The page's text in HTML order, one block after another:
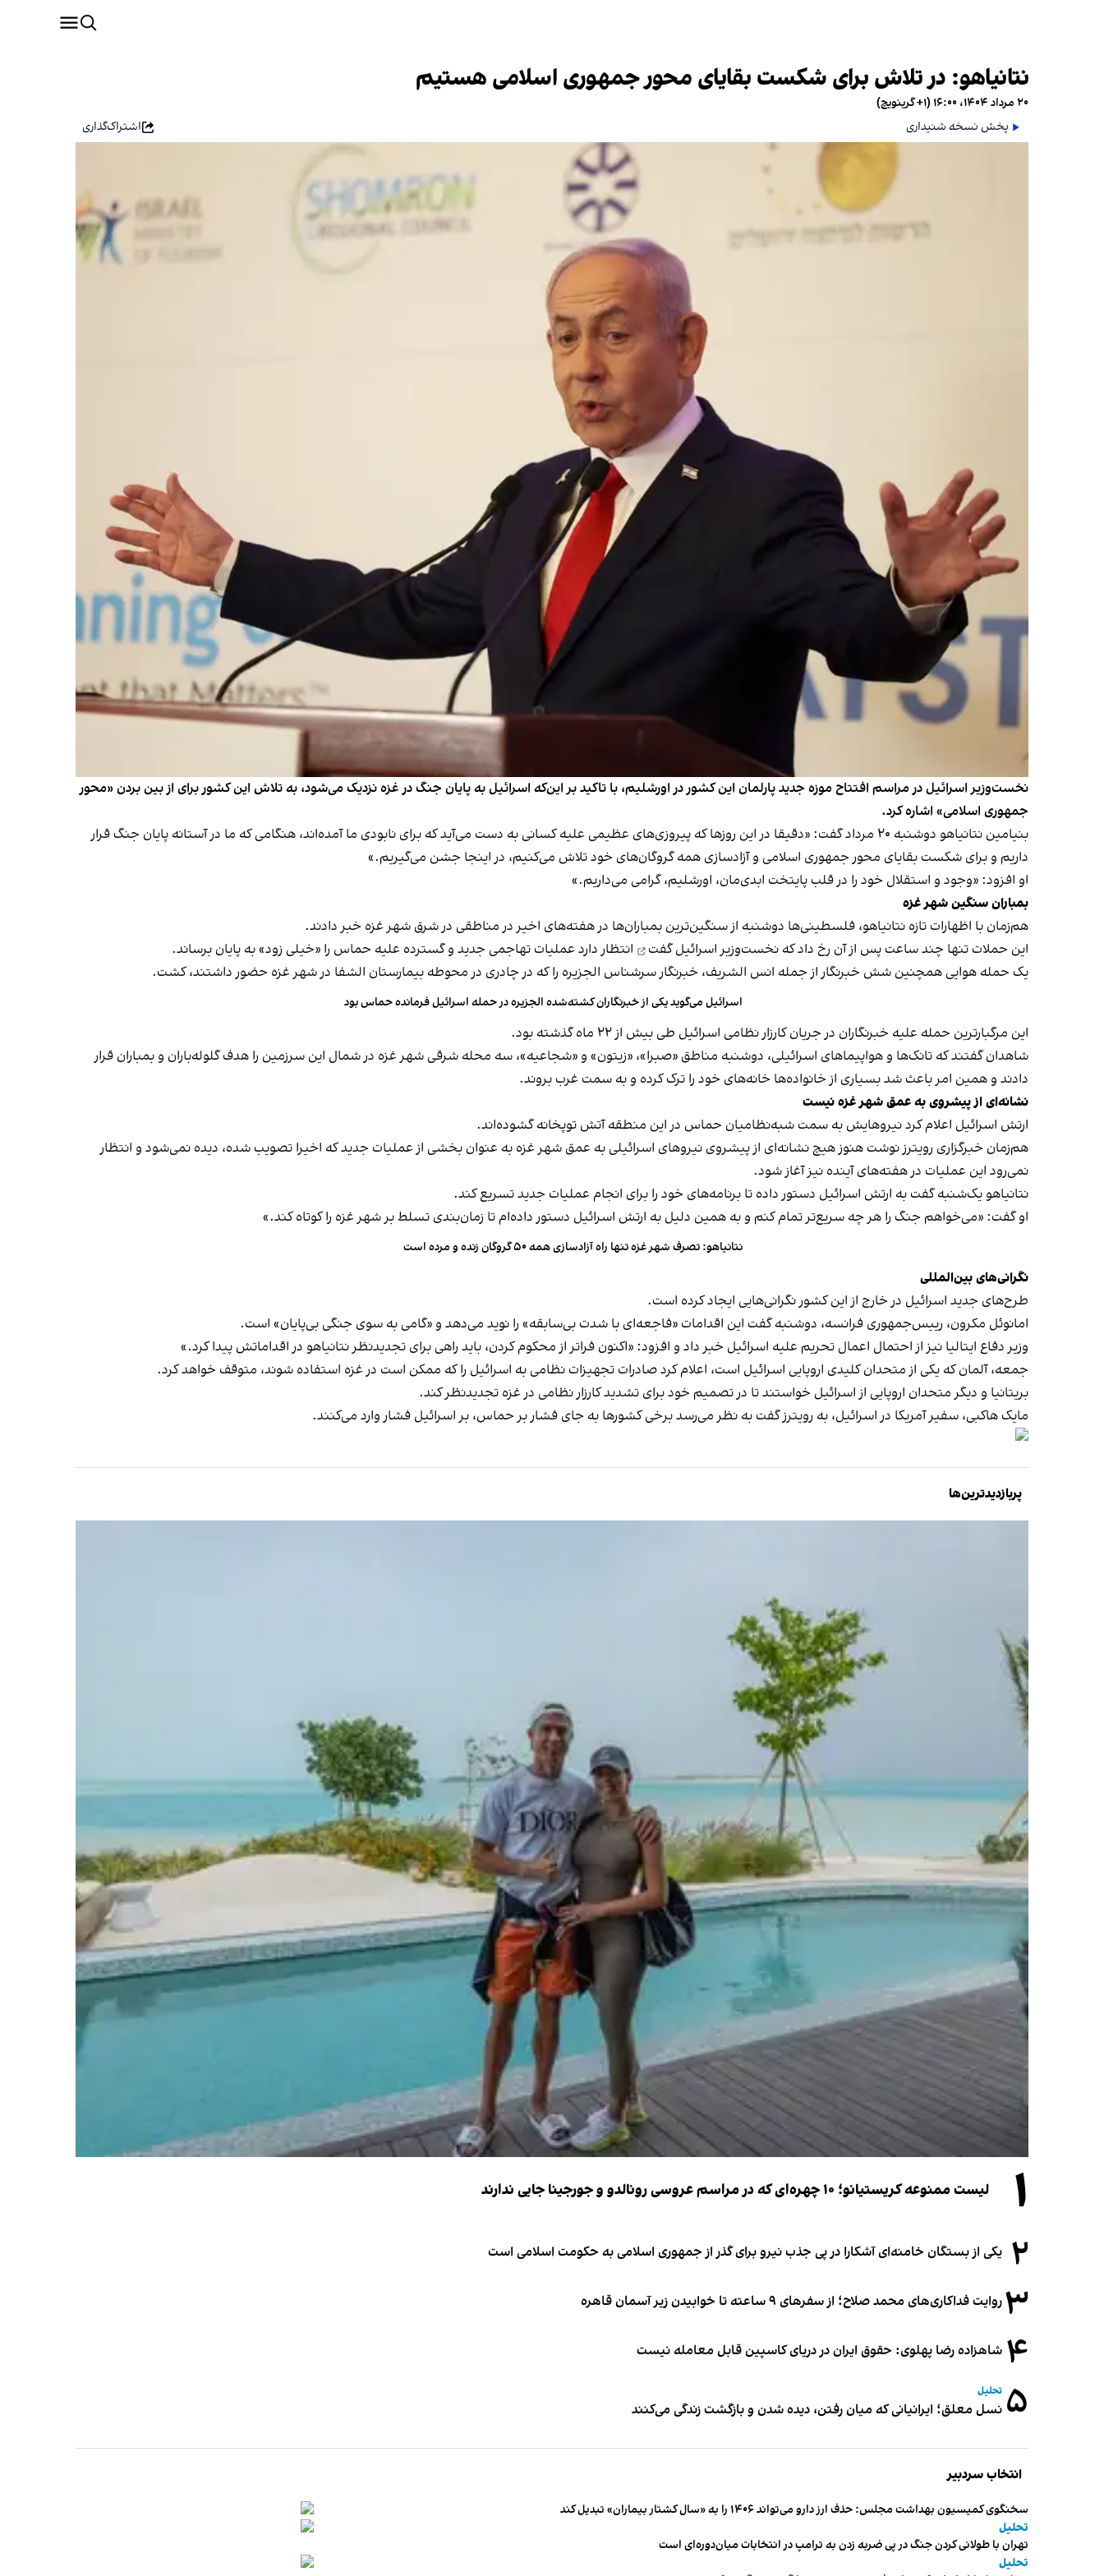
نتانیاهو: در تلاش برای شکست بقایای محور جمهوری اسلامی هستیم
۲۰ مرداد ۱۴۰۴، ۱۶:۰۰ (‎+۱ گرینویچ)
پخش نسخه شنیداری
اشتراک‌گذاری
نخست‌وزیر اسرائیل در مراسم افتتاح موزه جدید پارلمان این کشور در اورشلیم، با تاکید بر این‌که اسرائیل به پایان جنگ در غزه نزدیک می‌شود، به تلاش این کشور برای از بین بردن «محور
جمهوری اسلامی» اشاره کرد.
بنیامین نتانیاهو دوشنبه ۲۰ مرداد گفت: «دقیقا در این روزها که پیروزی‌های عظیمی علیه کسانی به دست می‌آید که برای نابودی ما آمده‌اند، هنگامی که ما در آستانه پایان جنگ قرار
داریم و برای شکست بقایای محور جمهوری اسلامی و آزادسازی همه گروگان‌های خود تلاش می‌کنیم، در اینجا جشن می‌گیریم.»
او افزود: «وجود و استقلال خود را در قلب پایتخت ابدی‌مان، اورشلیم، گرامی می‌داریم.»
بمباران سنگین شهر غزه
هم‌زمان با اظهارات تازه نتانیاهو، فلسطینی‌ها دوشنبه از سنگین‌ترین بمباران‌ها در هفته‌های اخیر در مناطقی در شرق شهر غزه خبر دادند.
این حملات تنها چند ساعت پس از آن رخ داد که نخست‌وزیر اسرائیل گفت
انتظار دارد عملیات تهاجمی جدید و گسترده علیه حماس را «خیلی زود» به پایان برساند.
یک حمله هوایی همچنین شش خبرنگار از جمله انس الشریف، خبرنگار سرشناس الجزیره را که در چادری در محوطه بیمارستان الشفا در شهر غزه حضور داشتند، کشت.
اسرائیل می‌گوید یکی از خبرنگاران کشته‌شده الجزیره در حمله اسرائیل فرمانده حماس بود
این مرگبارترین حمله علیه خبرنگاران در جریان کارزار نظامی اسرائیل طی بیش از ۲۲ ماه گذشته بود.
شاهدان گفتند که تانک‌ها و هواپیماهای اسرائیلی، دوشنبه مناطق «صبرا»، «زیتون» و «شجاعیه»، سه محله شرقی شهر غزه در شمال این سرزمین را هدف گلوله‌باران و بمباران قرار
دادند و همین امر باعث شد بسیاری از خانواده‌ها خانه‌های خود را ترک کرده و به سمت غرب بروند.
نشانه‌ای از پیشروی به عمق شهر غزه نیست
ارتش اسرائیل اعلام کرد نیروهایش به سمت شبه‌نظامیان حماس در این منطقه آتش توپخانه گشوده‌اند.
هم‌زمان خبرگزاری رویترز نوشت هنوز هیچ نشانه‌ای از پیشروی نیروهای اسرائیلی به عمق شهر غزه به عنوان بخشی از عملیات جدید که اخیرا تصویب شده، دیده نمی‌شود و انتظار
نمی‌رود این عملیات در هفته‌های آینده نیز آغاز شود.
نتانیاهو یک‌شنبه گفت به ارتش اسرائیل دستور داده تا برنامه‌های خود را برای انجام عملیات جدید تسریع کند.
او گفت: «می‌خواهم جنگ را هر چه سریع‌تر تمام کنم و به همین دلیل به ارتش اسرائیل دستور داده‌ام تا زمان‌بندی تسلط بر شهر غزه را کوتاه کند.»
نتانیاهو: تصرف شهر غزه تنها راه آزادسازی همه ۵۰ گروگان‌ زنده و مرده است
نگرانی‌های بین‌المللی
طرح‌های جدید اسرائیل در خارج از این کشور نگرانی‌هایی ایجاد کرده است.
امانوئل مکرون، رییس‌جمهوری فرانسه، دوشنبه گفت این اقدامات «فاجعه‌ای با شدت بی‌سابقه» را نوید می‌دهد و «گامی به سوی جنگی بی‌پایان» است.
وزیر دفاع ایتالیا نیز از احتمال اعمال تحریم علیه اسرائیل خبر داد و افزود: «اکنون فراتر از محکوم کردن، باید راهی برای تجدیدنظر نتانیاهو در اقداماتش پیدا کرد.»
جمعه، آلمان که یکی از متحدان کلیدی اروپایی اسرائیل است، اعلام کرد صادرات تجهیزات نظامی به اسرائیل را که ممکن است در غزه استفاده شوند، متوقف خواهد کرد.
بریتانیا و دیگر متحدان اروپایی از اسرائیل خواستند تا در تصمیم خود برای تشدید کارزار نظامی در غزه تجدیدنظر کند.
مایک هاکبی، سفیر آمریکا در اسرائیل، به رویترز گفت به نظر می‌رسد برخی کشورها به جای فشار بر حماس، بر اسرائیل فشار وارد می‌کنند.
پربازدیدترین‌ها
۱ لیست ممنوعه کریستیانو؛ ۱۰ چهره‌ای که در مراسم عروسی رونالدو و جورجینا جایی ندارند
۲ یکی از بستگان خامنه‌ای آشکارا در پی جذب نیرو برای گذر از جمهوری اسلامی به حکومت اسلامی است
۳روایت فداکاری‌های محمد صلاح؛ از سفرهای ۹ ساعته تا خوابیدن زیر آسمان قاهره
۴ شاهزاده رضا پهلوی: حقوق ایران در دریای کاسپین قابل معامله نیست
۵ تحلیل
نسل معلق؛ ایرانیانی که میان رفتن، دیده شدن و بازگشت زندگی می‌کنند
انتخاب سردبیر
سخنگوی کمیسیون بهداشت مجلس: حذف ارز دارو می‌تواند ۱۴۰۶ را به «سال کشتار بیماران» تبدیل کند
تحلیل
تهران با طولانی کردن جنگ در پی ضربه زدن به ترامپ در انتخابات میان‌دوره‌ای است
تحلیل